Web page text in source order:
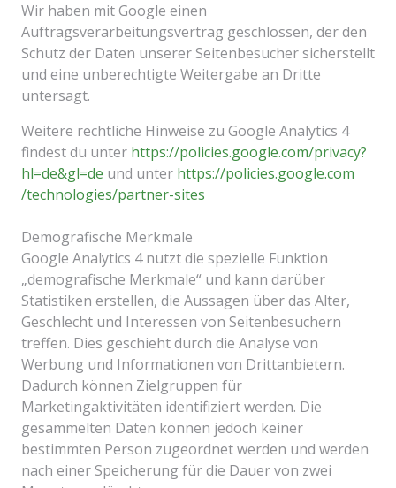
Wir haben mit Google einen
Auftragsverarbeitungsvertrag geschlossen, der den
Schutz der Daten unserer Seitenbesucher sicherstellt
und eine unberechtigte Weitergabe an Dritte
untersagt.
Weitere rechtliche Hinweise zu Google Analytics 4
findest du unter https://policies.google.com/privacy?
hl=de&gl=de und unter https://policies.google.com
/technologies/partner-sites
Demografische Merkmale
Google Analytics 4 nutzt die spezielle Funktion
„demografische Merkmale“ und kann darüber
Statistiken erstellen, die Aussagen über das Alter,
Geschlecht und Interessen von Seitenbesuchern
treffen. Dies geschieht durch die Analyse von
Werbung und Informationen von Drittanbietern.
Dadurch können Zielgruppen für
Marketingaktivitäten identifiziert werden. Die
gesammelten Daten können jedoch keiner
bestimmten Person zugeordnet werden und werden
nach einer Speicherung für die Dauer von zwei